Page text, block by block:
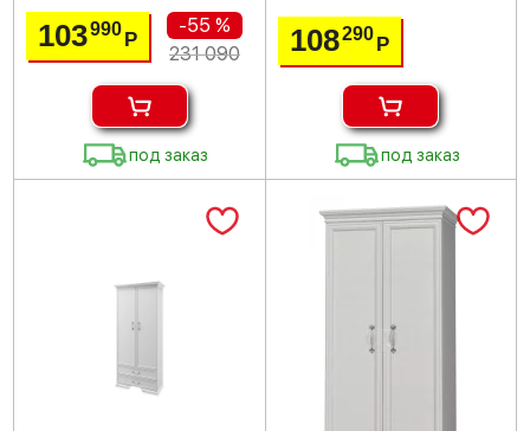
103990Р
-55 %
231 090
под заказ
108290 Р
под заказ